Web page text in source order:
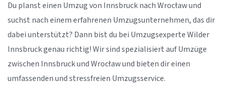
Du planst einen Umzug von Innsbruck nach Wrocław und
suchst nach einem erfahrenen Umzugsunternehmen, das dir
dabei unterstützt? Dann bist du bei Umzugsexperte Wilder
Innsbruck genau richtig! Wir sind spezialisiert auf Umzüge
zwischen Innsbruck und Wrocław und bieten dir einen
umfassenden und stressfreien Umzugsservice.